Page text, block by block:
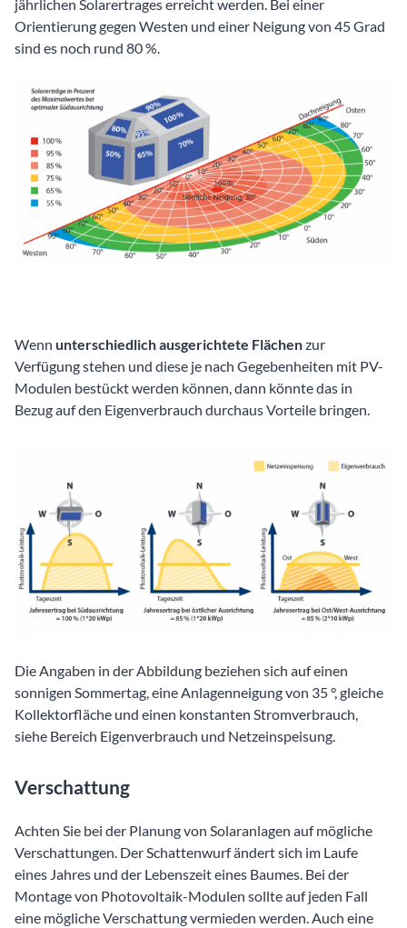
jährlichen Solarertrages erreicht werden. Bei einer
Orientierung gegen Westen und einer Neigung von 45 Grad
sind es noch rund 80 %.
Wenn unterschiedlich ausgerichtete Flächenzur
Verfügung stehen und diese je nach Gegebenheiten mit PV-
Modulen bestückt werden können, dann könnte das in
Bezug auf den Eigenverbrauch durchaus Vorteile bringen.
Die Angaben in der Abbildung beziehen sich auf einen
sonnigen Sommertag, eine Anlagenneigung von 35 °, gleiche
Kollektorfläche und einen konstanten Stromverbrauch,
siehe Bereich Eigenverbrauch und Netzeinspeisung.
Verschattung
Achten Sie bei der Planung von Solaranlagen auf mögliche
Verschattungen. Der Schattenwurf ändert sich im Laufe
eines Jahres und der Lebenszeit eines Baumes. Bei der
Montage von Photovoltaik-Modulen sollte auf jeden Fall
eine mögliche Verschattung vermieden werden. Auch eine